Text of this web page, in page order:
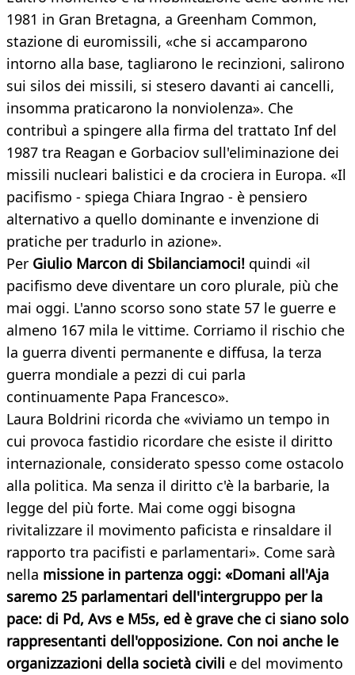
1981 in Gran Bretagna, a Greenham Common,
stazione di euromissili, «che si accamparono
intorno alla base, tagliarono le recinzioni, salirono
sui silos dei missili, si stesero davanti ai cancelli,
insomma praticarono la nonviolenza». Che
contribuì a spingere alla firma del trattato Inf del
1987 tra Reagan e Gorbaciov sull'eliminazione dei
missili nucleari balistici e da crociera in Europa. «Il
pacifismo - spiega Chiara Ingrao - è pensiero
alternativo a quello dominante e invenzione di
pratiche per tradurlo in azione».
Per Giulio Marcon di Sbilanciamoci! quindi «il
pacifismo deve diventare un coro plurale, più che
mai oggi. L'anno scorso sono state 57 le guerre e
almeno 167 mila le vittime. Corriamo il rischio che
la guerra diventi permanente e diffusa, la terza
guerra mondiale a pezzi di cui parla
continuamente Papa Francesco».
Laura Boldrini ricorda che «viviamo un tempo in
cui provoca fastidio ricordare che esiste il diritto
internazionale, considerato spesso come ostacolo
alla politica. Ma senza il diritto c'è la barbarie, la
legge del più forte. Mai come oggi bisogna
rivitalizzare il movimento paficista e rinsaldare il
rapporto tra pacifisti e parlamentari». Come sarà
nella missione in partenza oggi: «Domani all'Aja
saremo 25 parlamentari dell'intergruppo per la
pace: di Pd, Avs e M5s, ed è grave che ci siano solo
rappresentanti dell'opposizione. Con noi anche le
organizzazioni della società civili e del movimento